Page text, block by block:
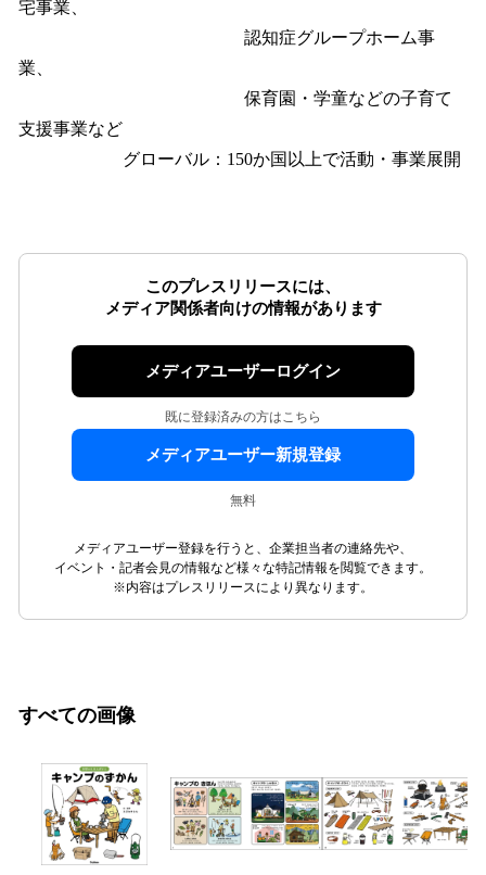
宅事業、
認知症グループホーム事
業、
保育園・学童などの子育て
支援事業など
グローバル：150か国以上で活動・事業展開
このプレスリリースには、
メディア関係者向けの情報があります
メディアユーザーログイン
既に登録済みの方はこちら
メディアユーザー新規登録
無料
メディアユーザー登録を行うと、企業担当者の連絡先や、
イベント・記者会見の情報など様々な特記情報を閲覧できます。
※内容はプレスリリースにより異なります。
すべての画像